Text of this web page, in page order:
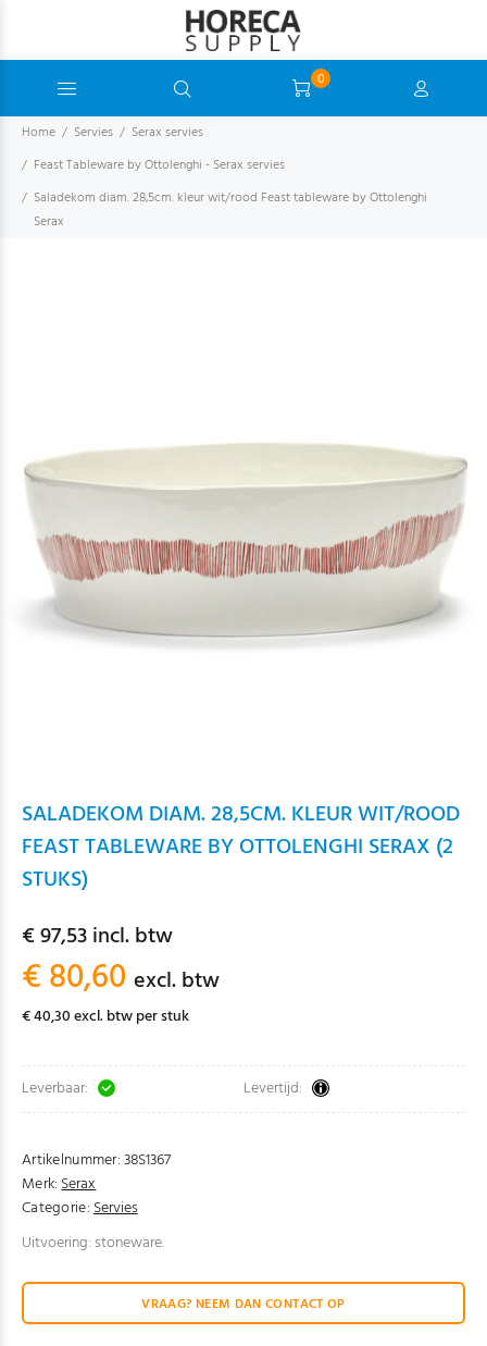
0
Home Servies
Serax servies
Feast Tableware by Ottolenghi - Serax servies
Saladekom diam. 28,5cm. kleur wit/rood Feast tableware by Ottolenghi
Serax
SALADEKOM DIAM. 28,5CM. KLEUR WIT/ROOD
FEAST TABLEWARE BY OTTOLENGHI SERAX (2
STUKS)
€ 97,53 incl. btw
€ 80,60 excl. btw
€ 40,30 excl. btw per stuk
Leverbaar: Levertijd:
Artikelnummer:38S1367
Merk:Serax
Categorie:Servies
Uitvoering: stoneware.
VRAAG? NEEM DAN CONTACT OP